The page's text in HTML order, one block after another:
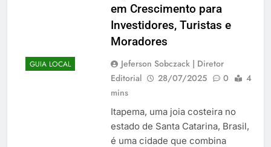
GUIA LOCAL
em Crescimento para
Investidores, Turistas e
Moradores
Jeferson Sobczack | Diretor
Editorial
28/07/2025 0
4
mins
Itapema, uma joia costeira no
estado de Santa Catarina, Brasil,
é uma cidade que combina